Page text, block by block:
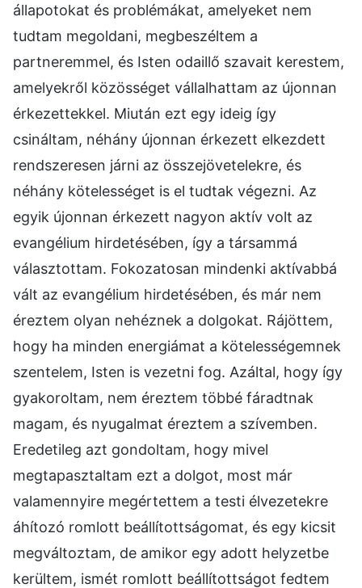
állapotokat és problémákat, amelyeket nem
tudtam megoldani, megbeszéltem a
partneremmel, és Isten odaillő szavait kerestem,
amelyekről közösséget vállalhattam az újonnan
érkezettekkel. Miután ezt egy ideig így
csináltam, néhány újonnan érkezett elkezdett
rendszeresen járni az összejövetelekre, és
néhány kötelességet is el tudtak végezni. Az
egyik újonnan érkezett nagyon aktív volt az
evangélium hirdetésében, így a társammá
választottam. Fokozatosan mindenki aktívabbá
vált az evangélium hirdetésében, és már nem
éreztem olyan nehéznek a dolgokat. Rájöttem,
hogy ha minden energiámat a kötelességemnek
szentelem, Isten is vezetni fog. Azáltal, hogy így
gyakoroltam, nem éreztem többé fáradtnak
magam, és nyugalmat éreztem a szívemben.
Eredetileg azt gondoltam, hogy mivel
megtapasztaltam ezt a dolgot, most már
valamennyire megértettem a testi élvezetekre
áhítozó romlott beállítottságomat, és egy kicsit
megváltoztam, de amikor egy adott helyzetbe
kerültem, ismét romlott beállítottságot fedtem